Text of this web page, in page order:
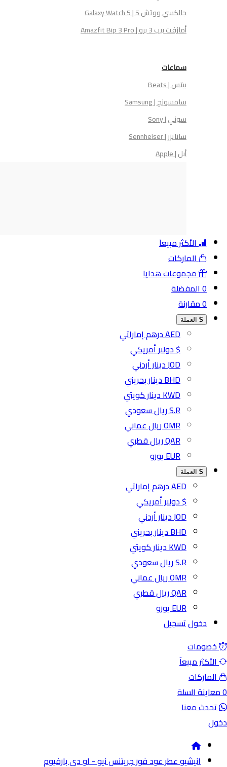
جالكسي ووتش 5 | Galaxy Watch 5
أمازفت بيب 3 برو | Amazfit Bip 3 Pro
سماعات
بيتس | Beats
سامسونج | Samsung
سوني | Sony
سانايزر | Sennheiser
الأكثر مبيعآ
الماركات
مجموعات هدايا
المفضلة
مقارنة
العملة
AED درهم إماراتي
$ دولار أمريكي
JOD دينار أردني
BHD دينار بحريني
KWD دينار كويتي
S.R ريال سعودي
OMR ريال عماني
QAR ريال قطري
EUR يورو
العملة
AED درهم إماراتي
$ دولار أمريكي
JOD دينار أردني
BHD دينار بحريني
KWD دينار كويتي
S.R ريال سعودي
OMR ريال عماني
QAR ريال قطري
EUR يورو
دخولتسجيل
مبيعآ
السلة
معنا
انيشيو عطر عود فور جريتنس نيو - او دي بارفيوم